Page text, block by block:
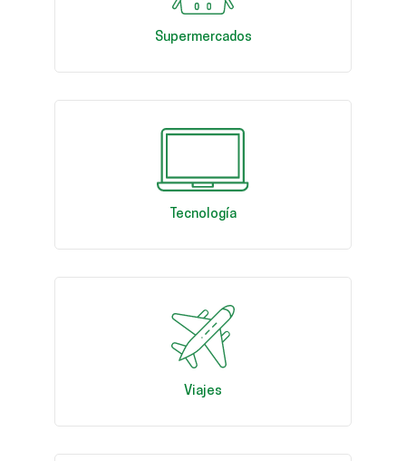
Supermercados
Tecnología
Viajes